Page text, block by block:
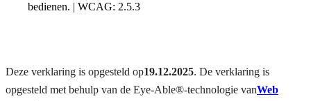
bedienen. | WCAG: 2.5.3
Deze verklaring is opgesteld op19.12.2025. De verklaring is
opgesteld met behulp van de Eye-Able®-technologie vanWeb